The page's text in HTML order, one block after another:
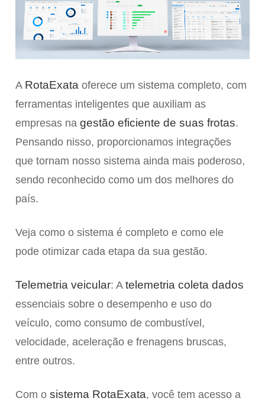
A RotaExata oferece um sistema completo, com
ferramentas inteligentes que auxiliam as
empresas na gestão eficiente de suas frotas.
Pensando nisso, proporcionamos integrações
que tornam nosso sistema ainda mais poderoso,
sendo reconhecido como um dos melhores do
país.
Veja como o sistema é completo e como ele
pode otimizar cada etapa da sua gestão.
Telemetria veicular: A telemetria coleta dados
essenciais sobre o desempenho e uso do
veículo, como consumo de combustível,
velocidade, aceleração e frenagens bruscas,
entre outros.
Com o sistema RotaExata, você tem acesso a